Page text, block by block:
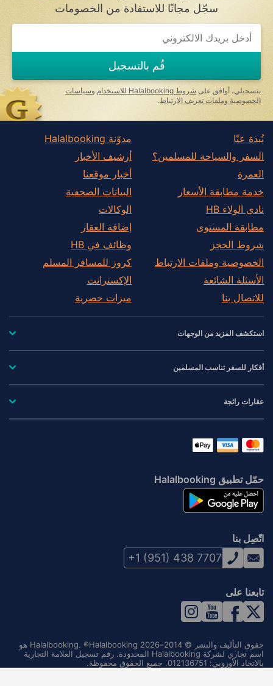
سجّل مجانًا للاستفادة من الخصومات
قُم بالتسجيل
بتسجيلي، أوافق على شروط Halalbooking للاستخدام وسياسات
الخصوصية وملفات تعريف الارتباط .
نُبذة عنّا
السفر والسياحة للمسلمين؟
العمرة
خدمة مطابقة الأسعار
نادي الولاء HB
مطابقة المستوى
شروط الحجز
الخصوصية وملفات الارتباط
الأسئلة الشائعة
للاتصال بنا
مدوّنة Halalbooking
أرشيف الأخبار
أخبار موقعنا
البيانات الصحفية
الوكالات
إضافة العقار
وظائف في HB
كروز للمسافر المسلم
الإكسترانت
ميزات حصرية
استكشف المزيد من الوجهات
أفكار للسفر تناسب المسلمين
عقارات رائجة
حمّل تطبيق Halalbooking
اتّصِل بنا
+1 (951) 438 7707
تابعنا على
حقوق التأليف والنشر © 2014–2026 Halalbooking. ®Halalbooking هو
اسم تجاري لشركة Halalbooking المحدودة. رقم تسجيل العلامة التجارية
بالاتحاد الأوروبي: 012136751. جميع الحقوق محفوظة.